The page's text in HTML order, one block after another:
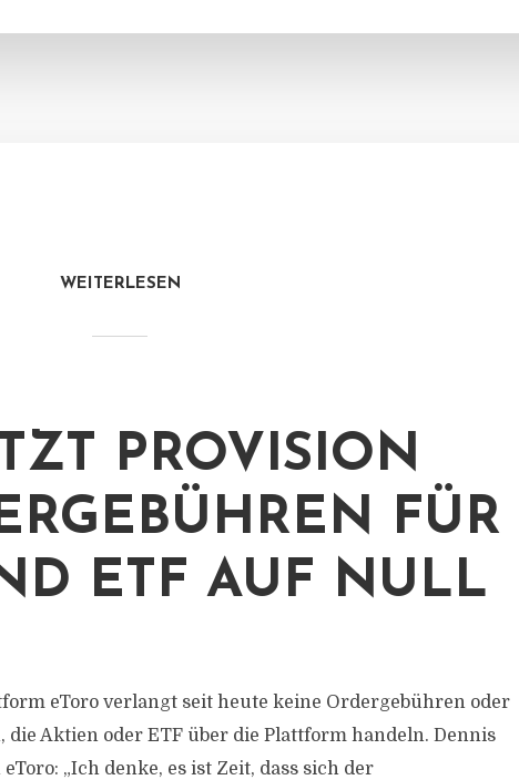
WEITERLESEN
PROVISION
FÜR
ETF AUF NULL
eToro verlangt seit heute keine Ordergebühren oder
Aktien oder ETF über die Plattform handeln. Dennis
„Ich denke, es ist Zeit, dass sich der